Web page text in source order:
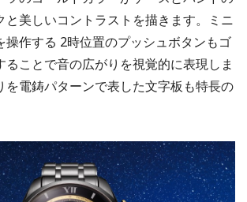
と美しいコントラストを描きます。ミニ
操作する 2時位置のプッシュボタンもゴ
ることで音の広がりを視覚的に表現しま
を電鋳パターンで表した⽂字板も特⻑の